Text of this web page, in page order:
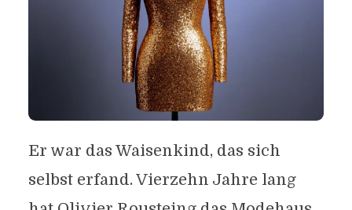
Er war das Waisenkind, das sich
selbst erfand. Vierzehn Jahre lang